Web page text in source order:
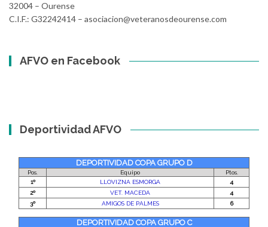
32004 – Ourense
C.I.F.: G32242414 – asociacion@veteranosdeourense.com
AFVO en Facebook
Deportividad AFVO